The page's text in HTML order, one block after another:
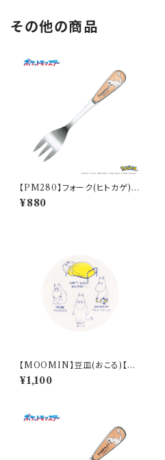
その他の商品
【PM280】フォーク(ヒトカゲ)
【Daily Sketch】PM282-851
¥880
【MOOMIN】豆皿(おこる)【M
M14000】MM14003-333
¥1,100